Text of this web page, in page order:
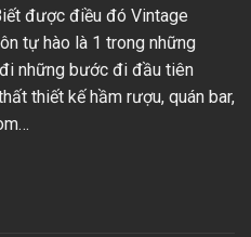
được điều đó Vintage
tự hào là 1 trong những
những bước đi đầu tiên
thiết kế hầm rượu, quán bar,